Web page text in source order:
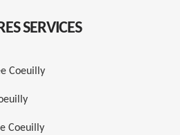
SERVICES
Coeuilly
Coeuilly